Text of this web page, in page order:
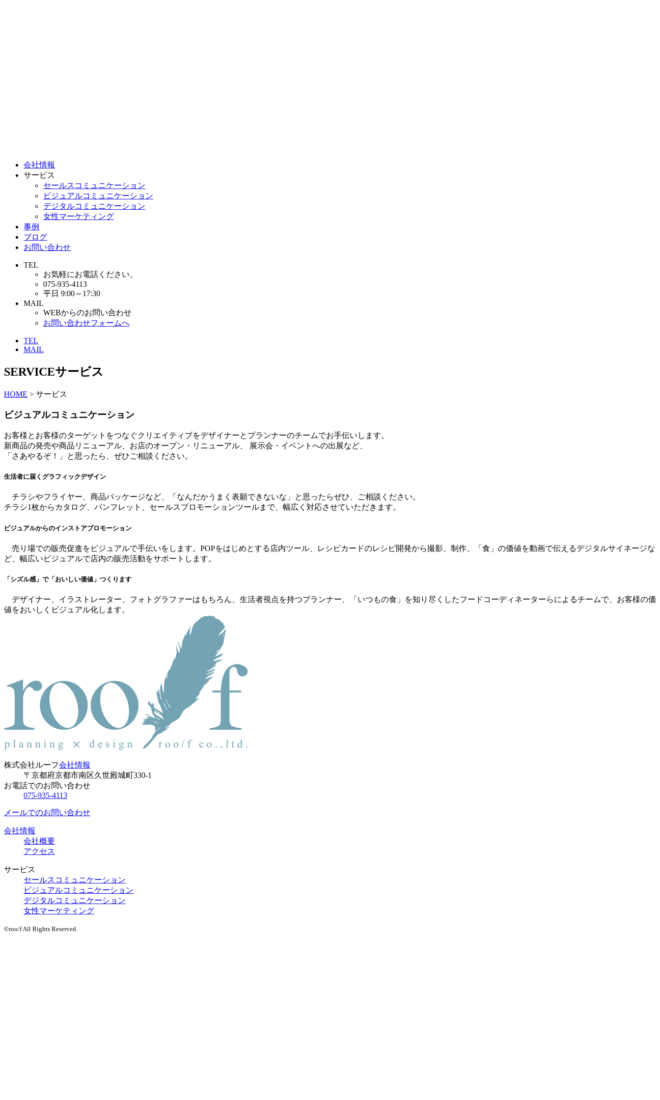
会社情報
サービス
セールスコミュニケーション
ビジュアルコミュニケーション
デジタルコミュニケーション
女性マーケティング
事例
ブログ
お問い合わせ
TEL
お気軽にお電話ください。
075-935-4113
平日 9:00～17:30
MAIL
WEBからのお問い合わせ
お問い合わせフォームへ
TEL
MAIL
SERVICEサービス
HOME > サービス
ビジュアルコミュニケーション
お客様とお客様のターゲットをつなぐクリエイティブをデザイナーとプランナーのチームでお手伝いします。
新商品の発売や商品リニューアル、お店のオープン・リニューアル、 展示会・イベントへの出展など、
「さあやるぞ！」と思ったら、ぜひご相談ください。
生活者に届くグラフィックデザイン
チラシやフライヤー、商品パッケージなど、「なんだかうまく表願できないな」と思ったらぜひ、ご相談ください。
チラシ1枚からカタログ、パンフレット、セールスプロモーションツールまで、幅広く対応させていただきます。
ビジュアルからのインストアプロモーション
売り場での販売促進をビジュアルで手伝いをします。POPをはじめとする店内ツール、レシピカードのレシピ開発から撮影、制作、「食」の価値を動画で伝えるデジタルサイネージな
ど、幅広いビジュアルで店内の販売活動をサポートします。
「シズル感」で「おいしい価値」つくります
デザイナー、イラストレーター、フォトグラファーはもちろん、生活者視点を持つプランナー、「いつもの食」を知り尽くしたフードコーディネーターらによるチームで、お客様の価
値をおいしくビジュアル化します。
株式会社ルーフ会社情報
〒京都府京都市南区久世殿城町330-1
お電話でのお問い合わせ
075-935-4113
メールでのお問い合わせ
会社情報
会社概要
アクセス
サービス
セールスコミュニケーション
ビジュアルコミュニケーション
デジタルコミュニケーション
女性マーケティング
©roo/f All Rights Reserved.